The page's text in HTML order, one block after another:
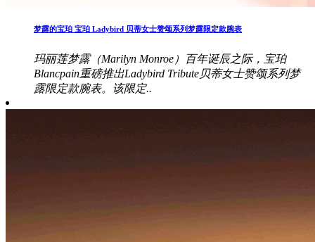
梦露的宝珀 宝珀 Ladybird 贝蒂女士赞颂系列梦露限定款腕表
玛丽莲梦露（Marilyn Monroe）百年诞辰之际，宝珀
Blancpain重磅推出Ladybird Tribute贝蒂女士赞颂系列梦
露限定款腕表。该限定..